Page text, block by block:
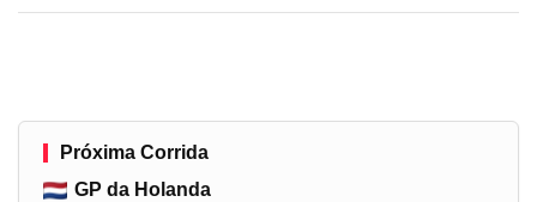
Próxima Corrida
GP da Holanda